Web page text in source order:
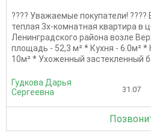
???? Уважаемые покупатели!
теплая 3х-комнaтная квaртира в
Ленинградского района возле
площадь - 52,3 м² * Кухня - 6.0м² *
10м² * Ухоженный застекленный
Гудкова Дарья
Сергеевна
31.07